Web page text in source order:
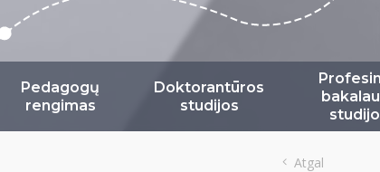
Pedagogų
rengimas
Doktorantūros
studijos
Atgal